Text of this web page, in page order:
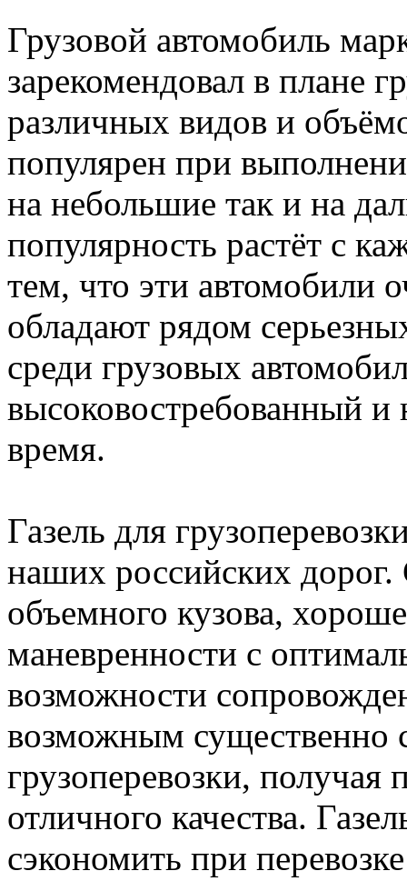
Грузовой автомобиль
зарекомендовал в плане
различных видов и
популярен при
на небольшие так и на
популярность растёт с
тем, что эти автомобили
обладают рядом
среди грузовых
высоковостребованный и
время.
Газель для
наших российских дорог.
объемного кузова,
маневренности с
возможности
возможным существенно
грузоперевозки,
отличного качества.
сэкономить при